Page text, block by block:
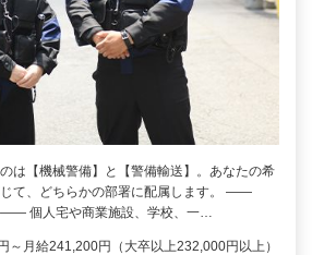
は【機械警備】と【警備輸送】。あなたの希
て、どちらかの部署に配属します。 ――
―― 個人宅や商業施設、学校、一…
～月給241,200円（大卒以上232,000円以上）